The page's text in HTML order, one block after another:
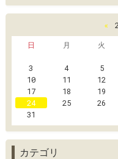
«
日
月 火
3
4 5
10
11 12
17
18 19
24
25 26
31
カテゴリ